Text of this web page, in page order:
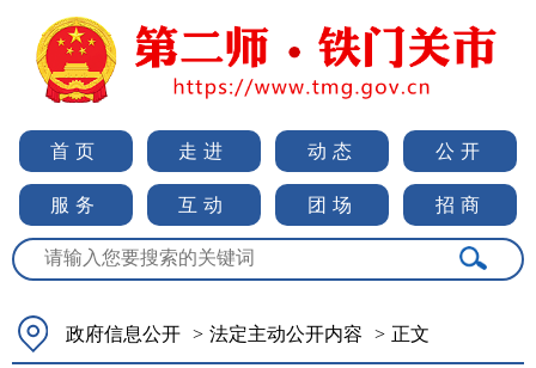
首页 走进 动态 公开
服务 互动 团场 招商
政府信息公开 > 法定主动公开内容 > 正文